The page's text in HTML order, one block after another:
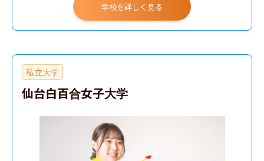
学校を詳しく見る
私立大学
仙台白百合女子大学